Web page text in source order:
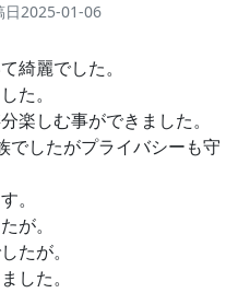
日2025-01-06
綺麗でした。
た。
楽しむ事ができました。
でしたがプライバシーも守
。
が。
たが。
した。